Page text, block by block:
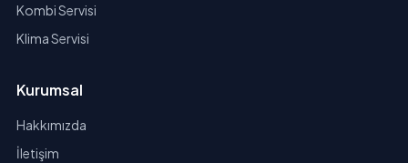
Kombi Servisi
Klima Servisi
Kurumsal
Hakkımızda
İletişim